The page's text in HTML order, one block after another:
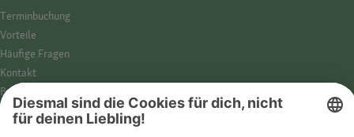
Termin­buchung
Vorteile
Häufige Fragen
Kontakt
Barrierefreiheit
Impressum
Datenschutz­hinweise